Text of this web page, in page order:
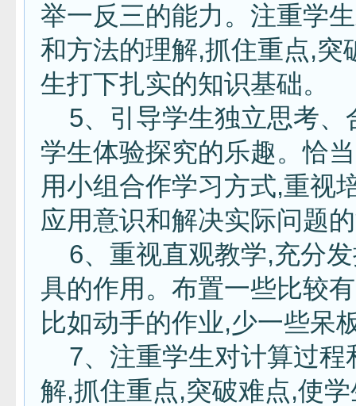
举一反三的能力。注重学
和方法的理解,抓住重点,突
生打下扎实的知识基础。
5、引导学生独立思考、
学生体验探究的乐趣。恰
用小组合作学习方式,重视
应用意识和解决实际问题
6、重视直观教学,充分
具的作用。布置一些比较
比如动手的作业,少一些呆
7、注重学生对计算过程
解,抓住重点,突破难点,使